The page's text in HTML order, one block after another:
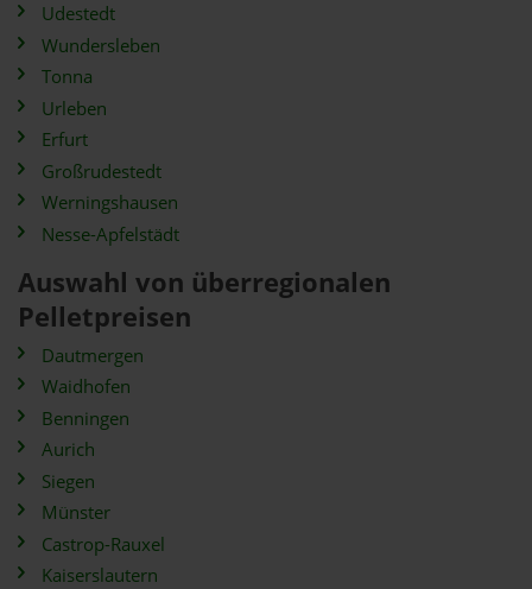
Udestedt
Wundersleben
Tonna
Urleben
Erfurt
Großrudestedt
Werningshausen
Nesse-Apfelstädt
Auswahl von überregionalen
Pelletpreisen
Dautmergen
Waidhofen
Benningen
Aurich
Siegen
Münster
Castrop-Rauxel
Kaiserslautern